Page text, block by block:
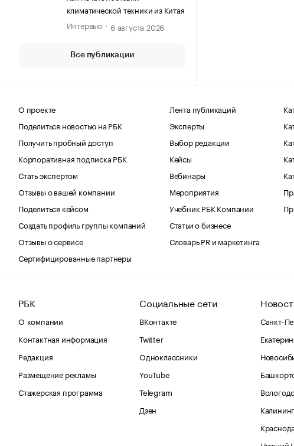
климатической техники из Китая
Интервью
6 августа 2026
Все публикации
О проекте
Поделиться новостью на РБК
Получить пробный доступ
Корпоративная подписка РБК
Стать экспертом
Отзывы о вашей компании
Поделиться кейсом
Создать профиль группы компаний
Отзывы о сервисе
Сертифицированные партнеры
Лента публикаций
Эксперты
Выбор редакции
Кейсы
Вебинары
Мероприятия
Учебник РБК Компании
Статьи о бизнесе
Словарь PR и маркетинга
РБК
О компании
Контактная информация
Редакция
Размещение рекламы
Стажерская программа
Социальные сети
ВКонтакте
Twitter
Одноклассники
YouTube
Telegram
Дзен
Санкт-